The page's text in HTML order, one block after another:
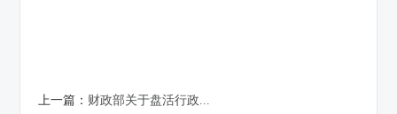
上一篇： 财政部关于盘活行政...